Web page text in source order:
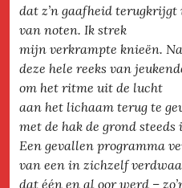
dat z’n gaafheid terugkrijgt
van noten. Ik strek
mijn verkrampte knieën.
deze hele reeks van
om het ritme uit de lucht
aan het lichaam terug te
met de hak de grond
Een gevallen programma
van een in zichzelf
dat één en al oor werd –